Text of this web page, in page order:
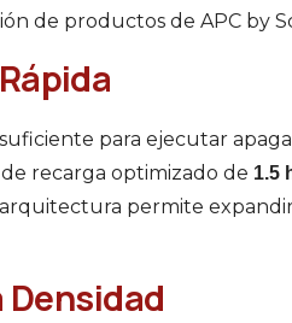
de productos de APC by
para ejecutar
recarga optimizado de 1.5
permite